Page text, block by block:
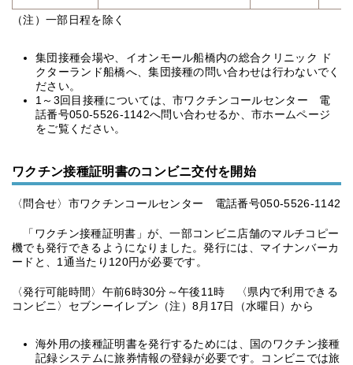
（注）一部日程を除く
集団接種会場や、イオンモール船橋内の総合クリニック ド
クターランド船橋へ、集団接種の問い合わせは行わないでく
ださい。
1～3回目接種については、市ワクチンコールセンター 電
話番号050-5526-1142へ問い合わせるか、市ホームページ
をご覧ください。
ワクチン接種証明書のコンビニ交付を開始
〈問合せ〉市ワクチンコールセンター 電話番号050-5526-1142
「ワクチン接種証明書」が、一部コンビニ店舗のマルチコピー
機でも発行できるようになりました。発行には、マイナンバーカ
ードと、1通当たり120円が必要です。
〈発行可能時間〉午前6時30分～午後11時 〈県内で利用できる
コンビニ〉セブンーイレブン（注）8月17日（水曜日）から
海外用の接種証明書を発行するためには、国のワクチン接種
記録システムに旅券情報の登録が必要です。コンビニでは旅